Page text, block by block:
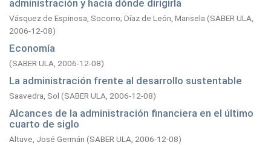
administración y hacia dónde dirigirla
Vásquez de Espinosa, Socorro; Díaz de León, Marisela (SABER ULA,
2006-12-08)
Economía
(SABER ULA, 2006-12-08)
La administración frente al desarrollo sustentable
Saavedra, Sol (SABER ULA, 2006-12-08)
Alcances de la administración financiera en el último
cuarto de siglo
Altuve, José Germán (SABER ULA, 2006-12-08)